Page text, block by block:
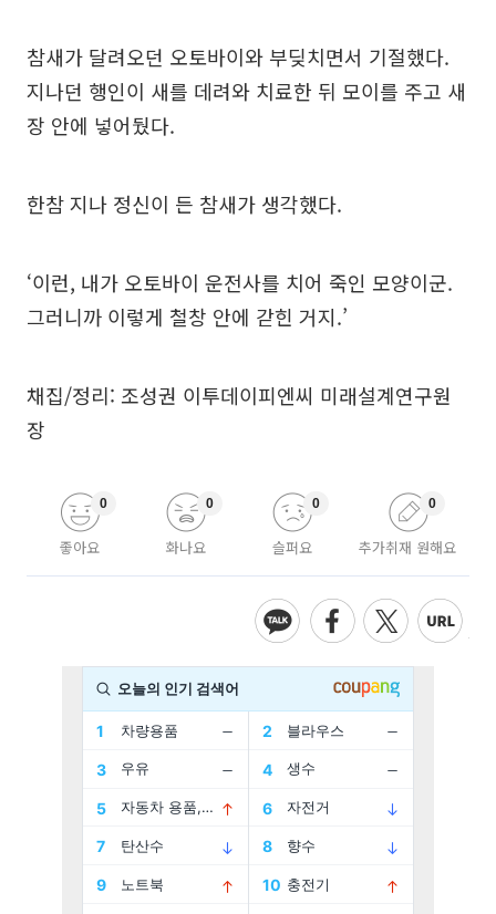
참새가 달려오던 오토바이와 부딪치면서 기절했다.
지나던 행인이 새를 데려와 치료한 뒤 모이를 주고 새
장 안에 넣어뒀다.
한참 지나 정신이 든 참새가 생각했다.
‘이런, 내가 오토바이 운전사를 치어 죽인 모양이군.
그러니까 이렇게 철창 안에 갇힌 거지.’
채집/정리: 조성권 이투데이피엔씨 미래설계연구원
장
좋아요
0
화나요
0
슬퍼요
0
추가취재 원해요
0